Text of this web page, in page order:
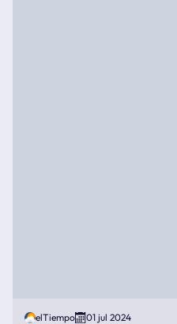
elTiempo 01 jul 2024